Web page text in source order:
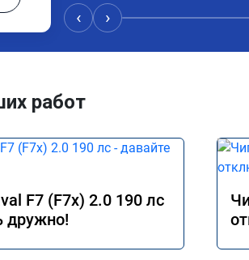
‹ ›
работ
F7 (F7x) 2.0 190 лс
дружно!